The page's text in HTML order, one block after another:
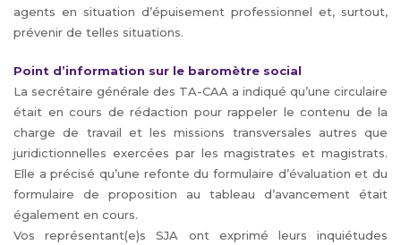
agents en situation d’épuisement professionnel et, surtout,
prévenir de telles situations.
Point d’information sur le baromètre social
La secrétaire générale des TA-CAA a indiqué qu’une circulaire
était en cours de rédaction pour rappeler le contenu de la
charge de travail et les missions transversales autres que
juridictionnelles exercées par les magistrates et magistrats.
Elle a précisé qu’une refonte du formulaire d’évaluation et du
formulaire de proposition au tableau d’avancement était
également en cours.
Vos représentant(e)s SJA ont exprimé leurs inquiétudes